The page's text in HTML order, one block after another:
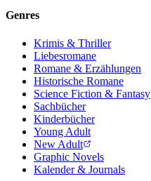
Genres
Krimis & Thriller
Liebesromane
Romane & Erzählungen
Historische Romane
Science Fiction & Fantasy
Sachbücher
Kinderbücher
Young Adult
New Adult
Graphic Novels
Kalender & Journals